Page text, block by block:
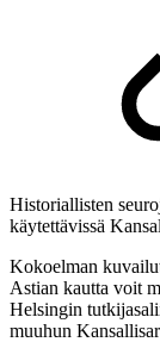
Historiallisten
käytettävissä
Kokoelman
Astian kautta voit
Helsingin
muuhun